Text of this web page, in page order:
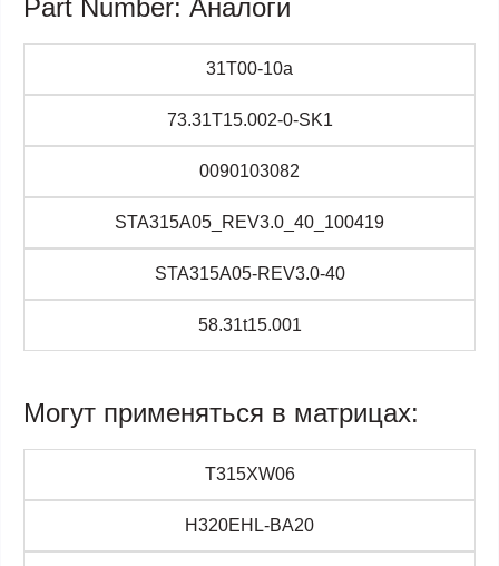
Part Number: Аналоги
31T00-10a
73.31T15.002-0-SK1
0090103082
STA315A05_REV3.0_40_100419
STA315A05-REV3.0-40
58.31t15.001
Могут применяться в матрицах:
T315XW06
H320EHL-BA20